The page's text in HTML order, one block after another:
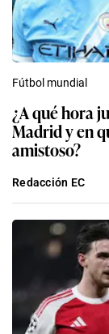
Fútbol mundial
¿A qué hora
Madrid y en
amistoso?
Redacción EC